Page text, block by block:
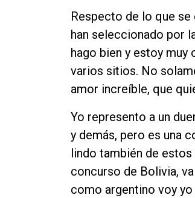
Respecto de lo que se
han seleccionado por
hago bien y estoy
varios sitios. No
amor increíble, que
Yo represento a un
y demás, pero es una
lindo también de
concurso de Bolivia,
como argentino voy